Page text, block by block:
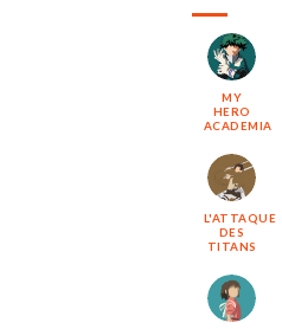
MY
HERO
ACADEMIA
L'ATTAQUE
DES
TITANS